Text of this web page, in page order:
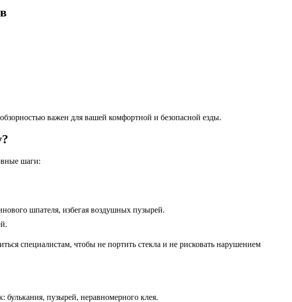
важен для вашей комфортной и безопасной езды.
шаги:
шпателя, избегая воздушных пузырей.
специалистам, чтобы не портить стекла и не рисковать нарушением
пузырей, неравномерного клея.